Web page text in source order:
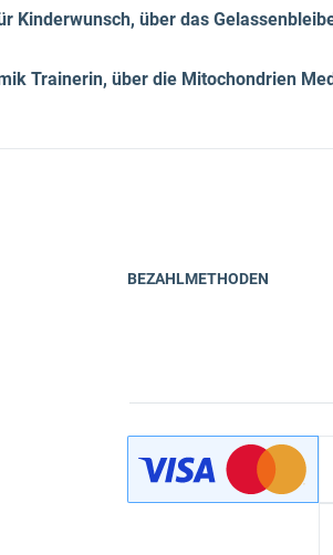
Kinderwunsch, über das
Trainerin, über die Mitochondrien
BEZAHLMETHODEN